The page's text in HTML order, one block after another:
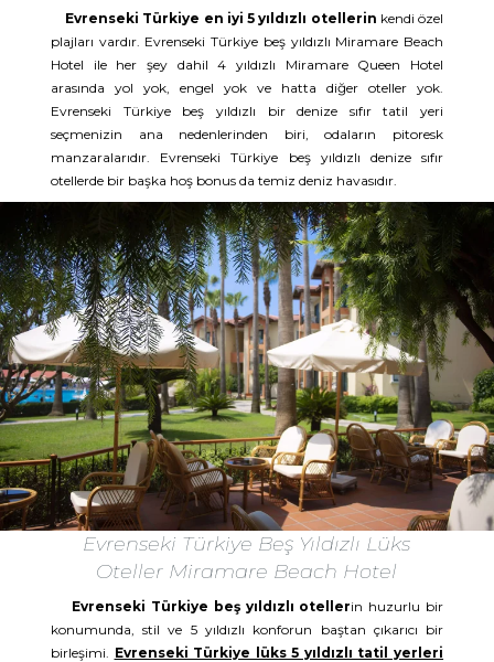
Evrenseki Türkiye en iyi 5 yıldızlı otellerin kendi özel
plajları vardır. Evrenseki Türkiye beş yıldızlı Miramare Beach
Hotel ile her şey dahil 4 yıldızlı Miramare Queen Hotel
arasında yol yok, engel yok ve hatta diğer oteller yok.
Evrenseki Türkiye beş yıldızlı bir denize sıfır tatil yeri
seçmenizin ana nedenlerinden biri, odaların pitoresk
manzaralarıdır. Evrenseki Türkiye beş yıldızlı denize sıfır
otellerde bir başka hoş bonus da temiz deniz havasıdır.
Evrenseki Türkiye Beş Yıldızlı Lüks
Oteller Miramare Beach Hotel
Evrenseki Türkiye beş yıldızlı otellerin huzurlu bir
konumunda, stil ve 5 yıldızlı konforun baştan çıkarıcı bir
birleşimi. Evrenseki Türkiye lüks 5 yıldızlı tatil yerleri